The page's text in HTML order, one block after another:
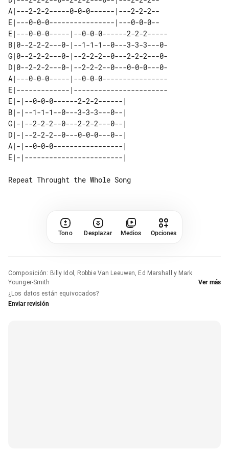
A|---2-2-2-----0-0-0------|---2-2-2--
E|---0-0-0----------------|---0-0-0--
E|---0-0-0-----|--0-0-0------2-2-2-----
B|0--2-2-2---0-|--1-1-1--0---3-3-3---0-
G|0--2-2-2---0-|--2-2-2--0---2-2-2---0-
D|0--2-2-2---0-|--2-2-2--0---0-0-0---0-
A|---0-0-0-----|--0-0-0----------------
E|-------------|-----------------------
E|-|--0-0-0------2-2-2------|
B|-|--1-1-1--0---3-3-3---0--|
G|-|--2-2-2--0---2-2-2---0--|
D|-|--2-2-2--0---0-0-0---0--|
A|-|--0-0-0-----------------|
Tono Desplazar Medios Opciones
Composición: Billy Idol, Robbie Van Leeuwen, Ed Marshall y Mark
Younger-Smith
Ver más
¿Los datos están equivocados?
Enviar revisión